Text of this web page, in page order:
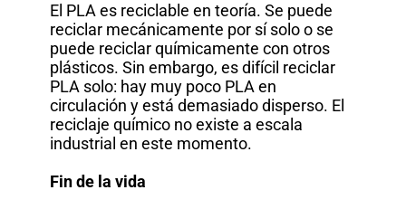
El PLA es reciclable en teoría. Se puede
reciclar mecánicamente por sí solo o se
puede reciclar químicamente con otros
plásticos. Sin embargo, es difícil reciclar
PLA solo: hay muy poco PLA en
circulación y está demasiado disperso. El
reciclaje químico no existe a escala
industrial en este momento.
Fin de la vida